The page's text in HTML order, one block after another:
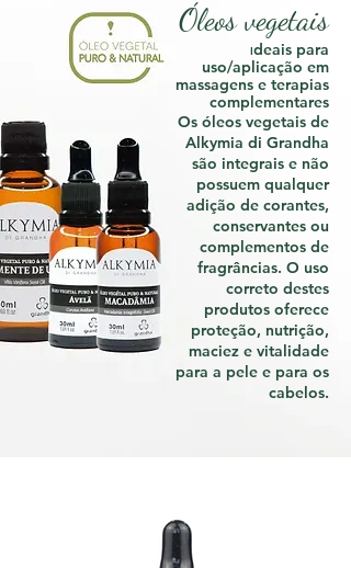
Óleos vegetais
Ideais para
uso/aplicação em
massagens e terapias
complementares
Os óleos vegetais de
Alkymia di Grandha
são integrais e não
possuem qualquer
adição de corantes,
conservantes ou
complementos de
fragrâncias. O uso
correto destes
produtos oferece
proteção, nutrição,
maciez e vitalidade
para a pele e para os
cabelos.